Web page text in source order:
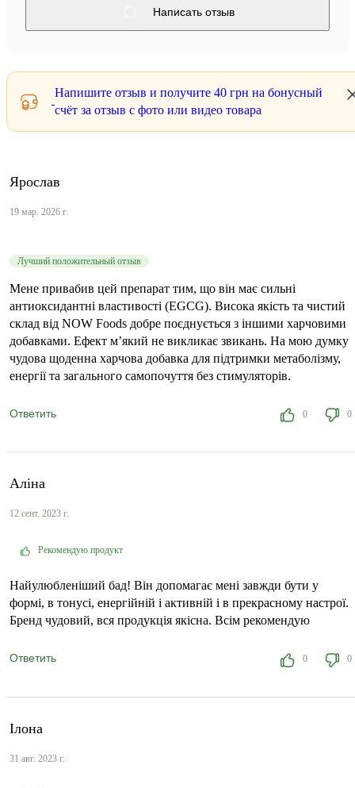
Написать отзыв
Напишите отзыв и получите 40 грн на бонусный
счёт за отзыв с фото или видео товара
Ярослав
19 мар. 2026 г.
Лучший положительный отзыв
Мене привабив цей препарат тим, що він має сильні
антиоксидантні властивості (EGCG). Висока якість та чистий
склад від NOW Foods добре поєднується з іншими харчовими
добавками. Ефект м’який не викликає звикань. На мою думку
чудова щоденна харчова добавка для підтримки метаболізму,
енергії та загального самопочуття без стимуляторів.
Ответить 0 0
Аліна
12 сент. 2023 г.
Рекомендую продукт
Найулюбленіший бад! Він допомагає мені завжди бути у
формі, в тонусі, енергійній і активній і в прекрасному настрої.
Бренд чудовий, вся продукція якісна. Всім рекомендую
Ответить 0 0
Ілона
31 авг. 2023 г.